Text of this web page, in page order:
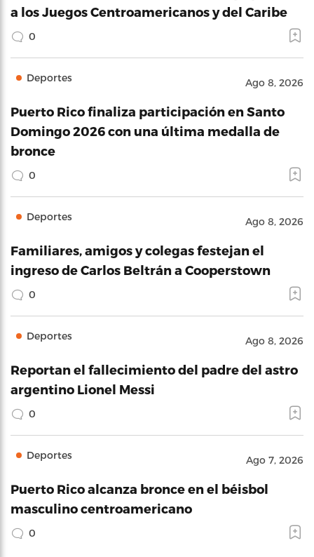
a los Juegos Centroamericanos y del Caribe
0
Deportes Ago 8, 2026
Puerto Rico finaliza participación en Santo
Domingo 2026 con una última medalla de
bronce
0
Deportes Ago 8, 2026
Familiares, amigos y colegas festejan el
ingreso de Carlos Beltrán a Cooperstown
0
Deportes Ago 8, 2026
Reportan el fallecimiento del padre del astro
argentino Lionel Messi
0
Deportes Ago 7, 2026
Puerto Rico alcanza bronce en el béisbol
masculino centroamericano
0